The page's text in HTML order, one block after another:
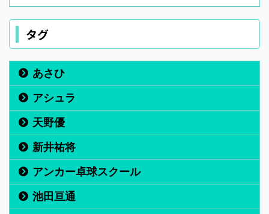
タグ
あさひ
アシュラ
天野優
新井祐将
アンカー卓球スクール
池田亘通